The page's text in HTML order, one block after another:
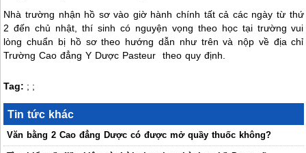
Nhà trường nhận hồ sơ vào giờ hành chính tất cả các ngày từ thứ
2 đến chủ nhật, thí sinh có nguyện vọng theo học tại trường vui
lòng chuẩn bị hồ sơ theo hướng dẫn như trên và nộp về địa chỉ
Trường Cao đẳng Y Dược Pasteur theo quy định.
Tag: ; ;
Tin tức khác
Văn bằng 2 Cao đẳng Dược có được mở quầy thuốc không?